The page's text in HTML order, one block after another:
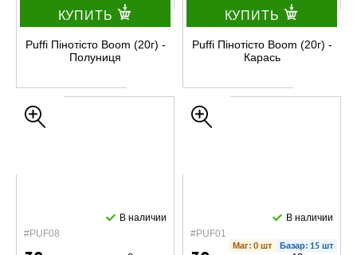
КУПИТЬ
Puffi Пінотісто Boom (20г) -
Полуниця
КУПИТЬ
Puffi Пінотісто Boom (20г) -
Карась
#PUF08
В наличии
#PUF01
В наличии
Маг: 0 шт Базар: 15 шт